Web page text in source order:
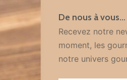
De nous à vous…
Recevez notre
moment, les
notre univers